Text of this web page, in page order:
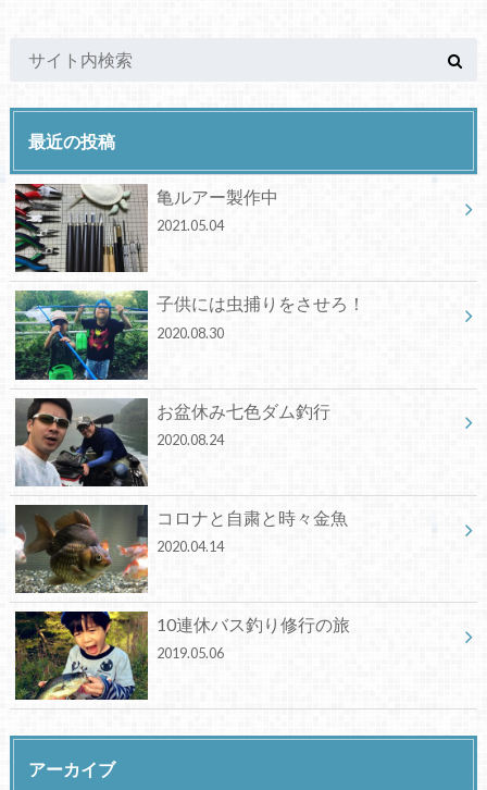
最近の投稿
亀ルアー製作中
2021.05.04
子供には虫捕りをさせろ！
2020.08.30
お盆休み七色ダム釣行
2020.08.24
コロナと自粛と時々金魚
2020.04.14
10連休バス釣り修行の旅
2019.05.06
アーカイブ